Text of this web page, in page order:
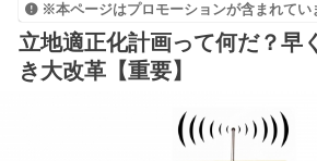
※本ページはプロモーションが含まれてい
立地適正化計画って何だ？早
き大改革【重要】